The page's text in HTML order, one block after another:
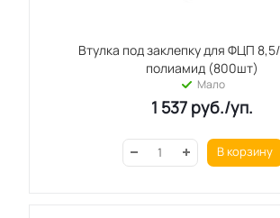
Втулка под заклепку для ФЦП
полиамид (800шт)
Мало
1 537 руб./уп.
В корзину